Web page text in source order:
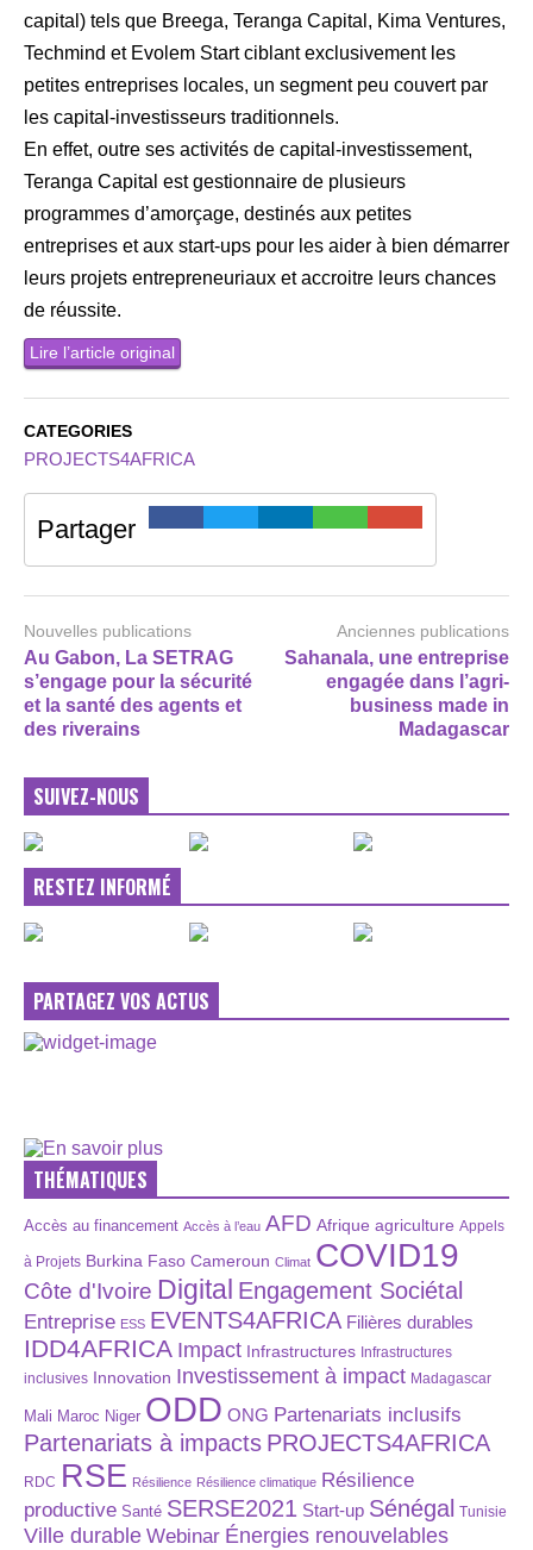
capital) tels que Breega, Teranga Capital, Kima Ventures,
Techmind et Evolem Start ciblant exclusivement les
petites entreprises locales, un segment peu couvert par
les capital-investisseurs traditionnels.
En effet, outre ses activités de capital-investissement,
Teranga Capital est gestionnaire de plusieurs
programmes d’amorçage, destinés aux petites
entreprises et aux start-ups pour les aider à bien démarrer
leurs projets entrepreneuriaux et accroitre leurs chances
de réussite.
Lire l’article original
CATEGORIES
PROJECTS4AFRICA
Partager
Nouvelles publications
Au Gabon, La SETRAG
s’engage pour la sécurité
et la santé des agents et
des riverains
Anciennes publications
Sahanala, une entreprise
engagée dans l’agri-
business made in
Madagascar
SUIVEZ-NOUS
RESTEZ INFORMÉ
PARTAGEZ VOS ACTUS
THÉMATIQUES
Accès au financement Accès à l’eau AFD Afrique agriculture Appels
à Projets Burkina Faso Cameroun Climat COVID19
Côte d'Ivoire Digital Engagement Sociétal
Entreprise ESS EVENTS4AFRICA Filières durables
IDD4AFRICA Impact Infrastructures Infrastructures
inclusives Innovation Investissement à impact Madagascar
Mali Maroc Niger ODD ONG Partenariats inclusifs
Partenariats à impacts PROJECTS4AFRICA
RDC RSE Résilience Résilience climatique Résilience
productive Santé SERSE2021 Start-up Sénégal Tunisie
Ville durable Webinar Énergies renouvelables